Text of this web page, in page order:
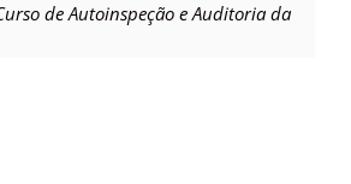
de Autoinspeção e Auditoria da